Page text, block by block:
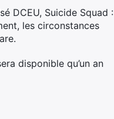
DCEU, Suicide Squad :
les circonstances
disponible qu’un an